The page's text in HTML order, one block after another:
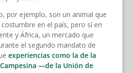
por ejemplo, son un animal que
en el país, pero sí en
y África, un mercado que
el segundo mandato de
experiencias como la de la
—de la Unión de